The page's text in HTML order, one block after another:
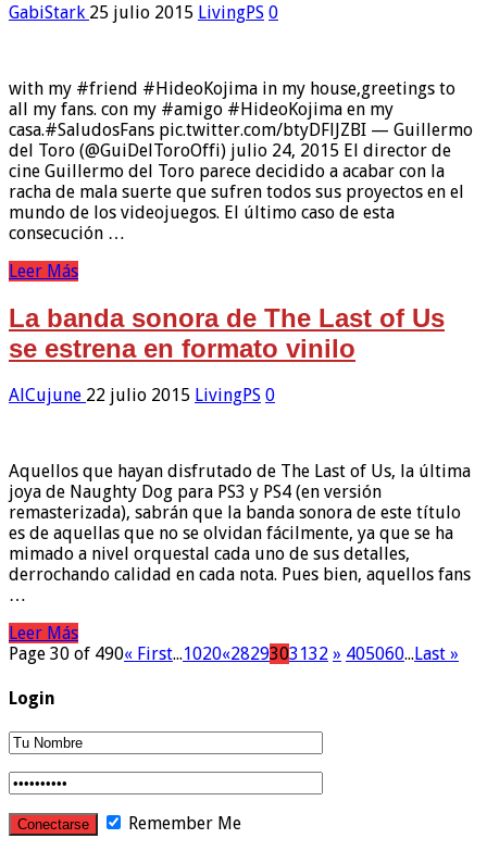
GabiStark 25 julio 2015 LivingPS 0
with my #friend #HideoKojima in my house,greetings to
all my fans. con my #amigo #HideoKojima en my
casa.#SaludosFans pic.twitter.com/btyDFlJZBI — Guillermo
del Toro (@GuiDelToroOffi) julio 24, 2015 El director de
cine Guillermo del Toro parece decidido a acabar con la
racha de mala suerte que sufren todos sus proyectos en el
mundo de los videojuegos. El último caso de esta
consecución …
Leer Más
La banda sonora de The Last of Us
se estrena en formato vinilo
AlCujune 22 julio 2015 LivingPS 0
Aquellos que hayan disfrutado de The Last of Us, la última
joya de Naughty Dog para PS3 y PS4 (en versión
remasterizada), sabrán que la banda sonora de este título
es de aquellas que no se olvidan fácilmente, ya que se ha
mimado a nivel orquestal cada uno de sus detalles,
derrochando calidad en cada nota. Pues bien, aquellos fans
…
Leer Más
Page 30 of 490« First...1020«28293031 32 » 405060... Last »
Login
Remember Me